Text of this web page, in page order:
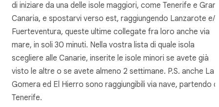
di iniziare da una delle isole maggiori, come Tenerife e Gran
Canaria, e spostarvi verso est, raggiungendo Lanzarote e/o
Fuerteventura, queste ultime collegate fra loro anche via
mare, in soli 30 minuti. Nella vostra lista di quale isola
scegliere alle Canarie, inserite le isole minori se avete già
visto le altre o se avete almeno 2 settimane. P.S. anche La
Gomera ed El Hierro sono raggiungibili via nave, partendo
Tenerife.